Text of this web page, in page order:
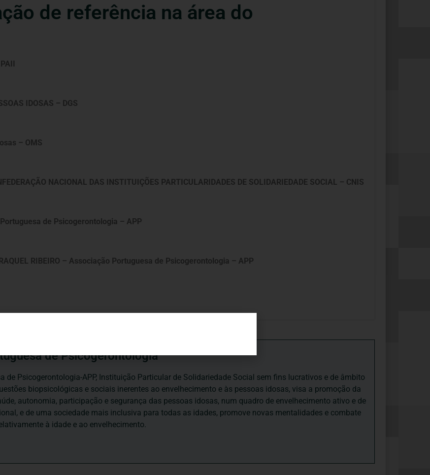
de referência na área do
IDOSAS – DGS
– OMS
NACIONAL DAS INSTITUIÇÕES PARTICULARIDADES DE SOLIDARIEDADE SOCIAL – CNIS
de Psicogerontologia – APP
RIBEIRO – Associação Portuguesa de Psicogerontologia – APP
de Psicogerontologia
de Psicogerontologia-APP, Instituição Particular de Solidariedade Social sem fins lucrativos e de âmbito
biopsicológicas e sociais inerentes ao envelhecimento e às pessoas idosas, visa a promoção da
autonomia, participação e segurança das pessoas idosas, num quadro de envelhecimento ativo e de
e de uma sociedade mais inclusiva para todas as idades, promove novas mentalidades e combate
à idade e ao envelhecimento.